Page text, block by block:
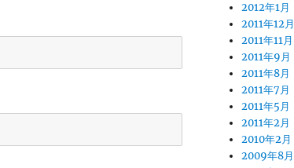
2012年1月
2011年12月
2011年11月
2011年9月
2011年8月
2011年7月
2011年5月
2011年2月
2010年2月
2009年8月